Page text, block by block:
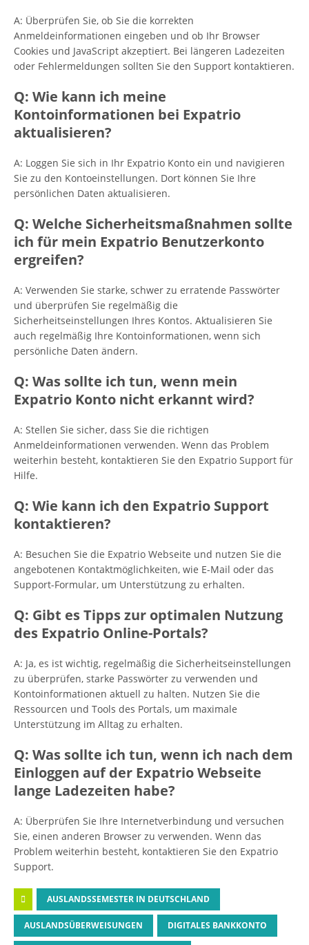
A: Überprüfen Sie, ob Sie die korrekten
Anmeldeinformationen eingeben und ob Ihr Browser
Cookies und JavaScript akzeptiert. Bei längeren Ladezeiten
oder Fehlermeldungen sollten Sie den Support kontaktieren.
Q: Wie kann ich meine
Kontoinformationen bei Expatrio
aktualisieren?
A: Loggen Sie sich in Ihr Expatrio Konto ein und navigieren
Sie zu den Kontoeinstellungen. Dort können Sie Ihre
persönlichen Daten aktualisieren.
Q: Welche Sicherheitsmaßnahmen sollte
ich für mein Expatrio Benutzerkonto
ergreifen?
A: Verwenden Sie starke, schwer zu erratende Passwörter
und überprüfen Sie regelmäßig die
Sicherheitseinstellungen Ihres Kontos. Aktualisieren Sie
auch regelmäßig Ihre Kontoinformationen, wenn sich
persönliche Daten ändern.
Q: Was sollte ich tun, wenn mein
Expatrio Konto nicht erkannt wird?
A: Stellen Sie sicher, dass Sie die richtigen
Anmeldeinformationen verwenden. Wenn das Problem
weiterhin besteht, kontaktieren Sie den Expatrio Support für
Hilfe.
Q: Wie kann ich den Expatrio Support
kontaktieren?
A: Besuchen Sie die Expatrio Webseite und nutzen Sie die
angebotenen Kontaktmöglichkeiten, wie E-Mail oder das
Support-Formular, um Unterstützung zu erhalten.
Q: Gibt es Tipps zur optimalen Nutzung
des Expatrio Online-Portals?
A: Ja, es ist wichtig, regelmäßig die Sicherheitseinstellungen
zu überprüfen, starke Passwörter zu verwenden und
Kontoinformationen aktuell zu halten. Nutzen Sie die
Ressourcen und Tools des Portals, um maximale
Unterstützung im Alltag zu erhalten.
Q: Was sollte ich tun, wenn ich nach dem
Einloggen auf der Expatrio Webseite
lange Ladezeiten habe?
A: Überprüfen Sie Ihre Internetverbindung und versuchen
Sie, einen anderen Browser zu verwenden. Wenn das
Problem weiterhin besteht, kontaktieren Sie den Expatrio
Support.
AUSLANDSSEMESTER IN DEUTSCHLAND
AUSLANDSÜBERWEISUNGEN DIGITALES BANKKONTO